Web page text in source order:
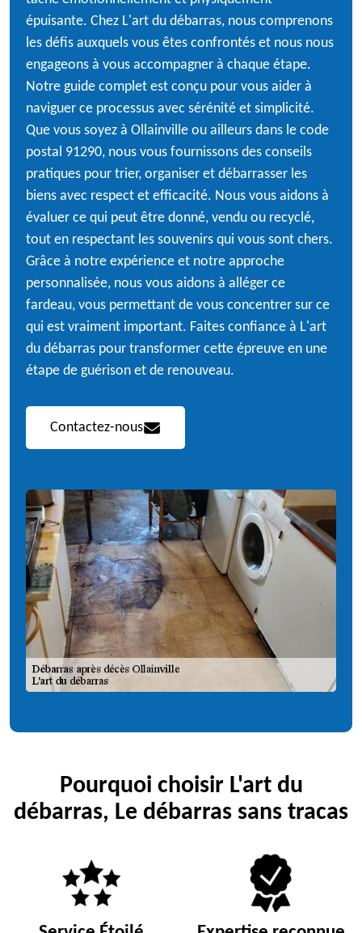
épuisante. Chez L'art du débarras, nous comprenons
les défis auxquels vous êtes confrontés et nous nous
engageons à vous accompagner à chaque étape.
Notre guide complet est conçu pour vous aider à
naviguer ce processus avec sérénité et simplicité.
Que vous soyez à Ollainville ou ailleurs dans le code
postal 91290, nous vous fournissons des conseils
pratiques pour trier, organiser et débarrasser les
biens avec respect et efficacité. Nous vous aidons à
évaluer ce qui peut être donné, vendu ou recyclé,
tout en respectant les souvenirs qui vous sont chers.
Grâce à notre expérience et notre approche
personnalisée, nous vous aidons à alléger ce
fardeau, vous permettant de vous concentrer sur ce
qui est vraiment important. Faites confiance à L'art
du débarras pour transformer cette épreuve en une
étape de guérison et de renouveau.
Contactez-nous
Pourquoi choisir L'art du
débarras, Le débarras sans tracas